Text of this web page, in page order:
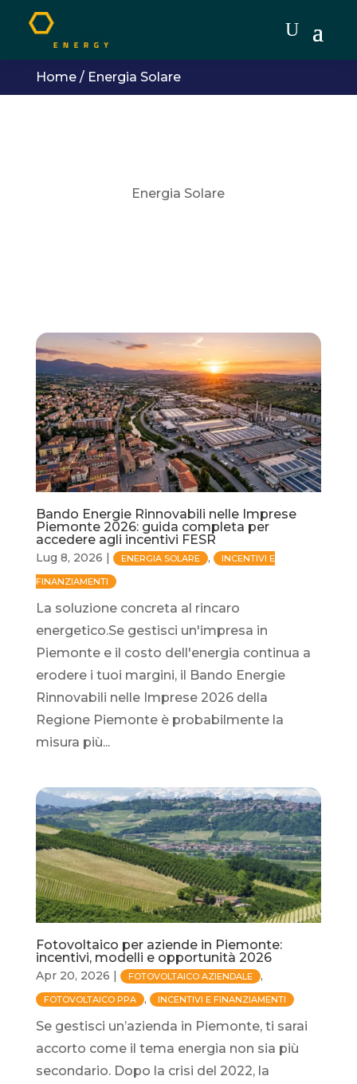
Home/ Energia Solare
Energia Solare
Bando Energie Rinnovabili nelle Imprese
Piemonte 2026: guida completa per
accedere agli incentivi FESR
Lug 8, 2026 | ENERGIA SOLARE , INCENTIVI E
FINANZIAMENTI
La soluzione concreta al rincaro
energetico.Se gestisci un'impresa in
Piemonte e il costo dell'energia continua a
erodere i tuoi margini, il Bando Energie
Rinnovabili nelle Imprese 2026 della
Regione Piemonte è probabilmente la
misura più...
Fotovoltaico per aziende in Piemonte:
incentivi, modelli e opportunità 2026
Apr 20, 2026 | FOTOVOLTAICO AZIENDALE ,
FOTOVOLTAICO PPA , INCENTIVI E FINANZIAMENTI
Se gestisci un’azienda in Piemonte, ti sarai
accorto come il tema energia non sia più
secondario. Dopo la crisi del 2022, la